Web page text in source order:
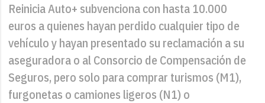
Reinicia Auto+ subvenciona con hasta 10.000
euros a quienes hayan perdido cualquier tipo de
vehículo y hayan presentado su reclamación a su
aseguradora o al Consorcio de Compensación de
Seguros, pero solo para comprar turismos (M1),
furgonetas o camiones ligeros (N1) o